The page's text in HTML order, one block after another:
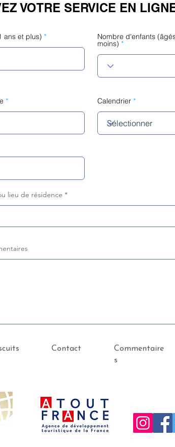
VOTRE SERVICE EN
lieu de résidence
*r
q
r
Nombre d'enfants
moins)
ans et plus)
Calendrier
Contact
Commentaire
s